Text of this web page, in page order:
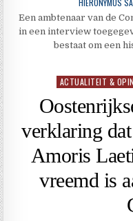
Een ambtenaar van de
in een interview
bestaat om een
Geplaatst
ACTUALITEIT &
verklaring
Amoris
vreemd is